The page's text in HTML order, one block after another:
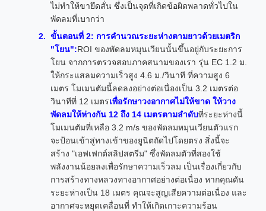
ไม่ทำให้ขายึดสั่น ซึ่งเป็นจุดที่เกิดข้อผิดพลาดทั่วไปใน
พัดลมที่เบากว่า
ขั้นตอนที่ 2: การคำนวณระยะห่างตามยาวด้วยเมตริก
"โยน":ROI ของพัดลมหมุนเวียนนั้นขึ้นอยู่กับระยะการ
โยน จากการตรวจสอบภาคสนามของเรา รุ่น EC 1.2 ม.
ให้กระแสลมความเร็วสูง 4.6 ม./วินาที ที่ความสูง 6
เมตร โมเมนตัมนี้ลดลงอย่างต่อเนื่องเป็น 3.2 เมตรต่อ
วินาทีที่ 12 เมตรเพื่อรักษาวงอากาศไม่ให้ขาด ให้วาง
พัดลมให้ห่างกัน 12 ถึง 14 เมตรตามลำดับที่ระยะห่างนี้
โมเมนตัมที่เหลือ 3.2 m/s ของพัดลมหมุนเวียนตัวแรก
จะป้อนเข้าสู่ทางเข้าของยูนิตถัดไปโดยตรง สิ่งนี้จะ
สร้าง "เอฟเฟกต์สลิปสตรีม" ซึ่งพัดลมตัวที่สองใช้
พลังงานน้อยลงเพื่อรักษาความเร็วลม เป็นเรื่องเกี่ยวกับ
การสร้างทางหลวงทางอากาศอย่างต่อเนื่อง หากคุณดัน
ระยะห่างเป็น 18 เมตร คุณจะสูญเสียความต่อเนื่อง และ
อากาศจะหยุดเคลื่อนที่ ทำให้เกิดเกาะความร้อน